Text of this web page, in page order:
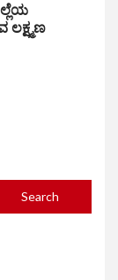
ಲಕ್ಷ್ಮಣ
Search